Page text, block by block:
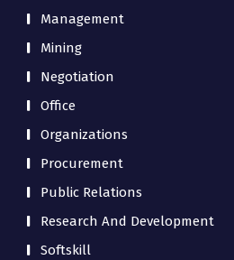
Management
Mining
Negotiation
Office
Organizations
Procurement
Public Relations
Research And Development
Softskill